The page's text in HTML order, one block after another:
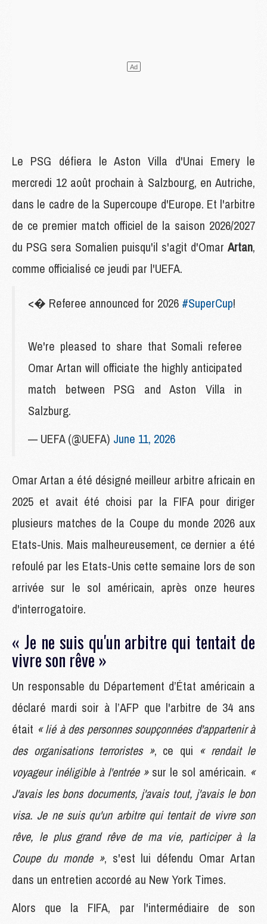
Le PSG défiera le Aston Villa d'Unai Emery le
mercredi 12 août prochain à Salzbourg, en Autriche,
dans le cadre de la Supercoupe d'Europe. Et l'arbitre
de ce premier match officiel de la saison 2026/2027
du PSG sera Somalien puisqu'il s'agit d'Omar Artan,
comme officialisé ce jeudi par l'UEFA.
<� Referee announced for 2026 #SuperCup!
We're pleased to share that Somali referee
Omar Artan will officiate the highly anticipated
match between PSG and Aston Villa in
Salzburg.
— UEFA (@UEFA) June 11, 2026
Omar Artan a été désigné meilleur arbitre africain en
2025 et avait été choisi par la FIFA pour diriger
plusieurs matches de la Coupe du monde 2026 aux
Etats-Unis. Mais malheureusement, ce dernier a été
refoulé par les Etats-Unis cette semaine lors de son
arrivée sur le sol américain, après onze heures
d'interrogatoire.
« Je ne suis qu'un arbitre qui tentait de
vivre son rêve »
Un responsable du Département d’État américain a
déclaré mardi soir à l’AFP que l'arbitre de 34 ans
était « lié à des personnes soupçonnées d'appartenir à
des organisations terroristes », ce qui « rendait le
voyageur inéligible à l'entrée »sur le sol américain. «
J'avais les bons documents, j'avais tout, j'avais le bon
visa. Je ne suis qu'un arbitre qui tentait de vivre son
rêve, le plus grand rêve de ma vie, participer à la
Coupe du monde », s'est lui défendu Omar Artan
dans un entretien accordé au New York Times.
Alors que la FIFA, par l'intermédiaire de son